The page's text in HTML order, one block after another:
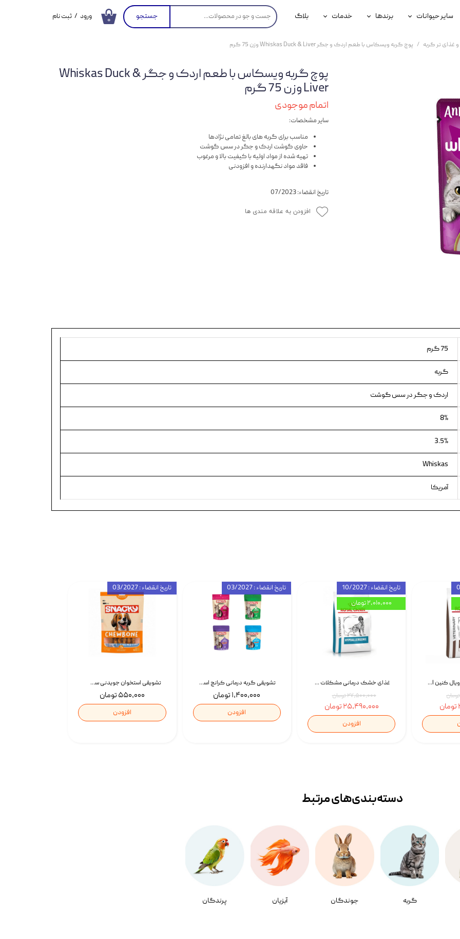
۰ جستجو
سگ
سایر حیوانات
محصولات پرندگان
برندها خدمات
خدمات آنلاین دامپزشکی
بلاگ ورود / ثبت نام
سفارشات
غذای تر گربه پوچ گربه ویسکاس با طعم اردک و جگر Whiskas Duck & Liver وزن 75 گرم
پوچ گربه ویسکاس با طعم اردک و جگر Whiskas Duck &
Liver وزن 75 گرم
اتمام موجودی
سایر مشخصات:
مناسب برای گربه های بالغ تمامی نژادها
حاوی گوشت اردک و جگر در سس گوشت
تهیه شده از مواد اولیه با کیفیت بالا و مرغوب
فاقد مواد نگهدارنده و افزودنی
تاریخ انقضاء: 07/2023
افزودن به علاقه مندی ها
75 گرم
گربه
اردک و جگر در سس گوشت
8%
3.5%
Whiskas
آمریکا
تشویقی استخوان جویدنی سگ اسنکی کرانچی با طعم مرغ Snacky Crunchy Munchy وزن 100 گرم
۵۵۰,۰۰۰ تومان
افزودن
تاریخ انقضاء : 03/2027
تشویقی گربه درمانی کرانچ اسنکی با طعم میکس Snacky Crunch Cat Treats وزن 60 گرم بسته 4 عددی
۱,۴۰۰,۰۰۰ تومان
افزودن
تاریخ انقضاء : 03/2027
غذای خشک درمانی مشکلات گوارشی سگ رویال کنین Royal Canin Hypoallergenic وزن 7 کیلوگرم | پت استوک
۲۷,۵۰۰,۰۰۰ تومان
۲۵,۴۹۰,۰۰۰ تومان
افزودن
تاریخ انقضاء : 10/2027
۲,۰۱۰,۰۰۰ تومان
غذای خشک سگ رویال کنین Royal Canin Gastrointestinal وزن 7.5 کیلوگرم | پت استوک
گربه جوندگان آبزیان پرندگان
دسته‌بندی‌‌های مرتبط